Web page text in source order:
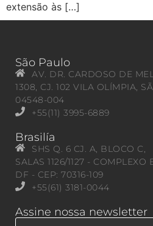
extensão às […]
São Paulo
AV. DR. CARDOSO DE
1308, CJ. 102 VILA OLÍMPIA,
04548-004
+55(11) 3995-6889
Brasilía
SHS Q. 6 CJ. A, BLOCO C,
SALAS 1126/1127 -
DF - CEP: 70316-109
+55(61) 3181-0044
Assine nossa newsletter